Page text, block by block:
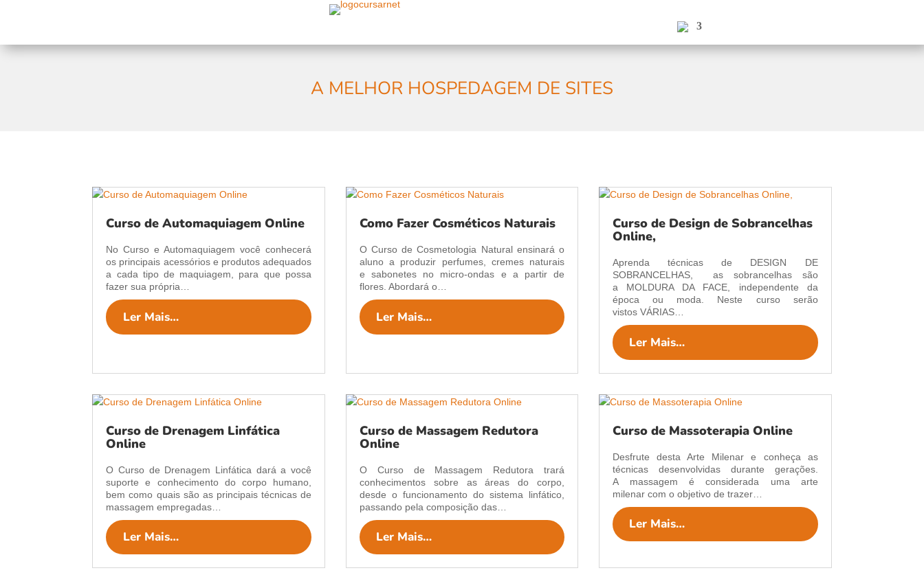
A MELHOR HOSPEDAGEM DE SITES
Curso de Automaquiagem Online
No Curso e Automaquiagem você conhecerá
os principais acessórios e produtos adequados
a cada tipo de maquiagem, para que possa
fazer sua própria…
Ler Mais…
Como Fazer Cosméticos Naturais
O Curso de Cosmetologia Natural ensinará o
aluno a produzir perfumes, cremes naturais
e sabonetes no micro-ondas e a partir de
flores. Abordará o…
Ler Mais…
Curso de Design de Sobrancelhas
Online,
Aprenda técnicas de DESIGN DE
SOBRANCELHAS, as sobrancelhas são
a MOLDURA DA FACE, independente da
época ou moda. Neste curso serão
vistos VÁRIAS…
Ler Mais…
Curso de Drenagem Linfática
Online
O Curso de Drenagem Linfática dará a você
suporte e conhecimento do corpo humano,
bem como quais são as principais técnicas de
massagem empregadas…
Ler Mais…
Curso de Massagem Redutora
Online
O Curso de Massagem Redutora trará
conhecimentos sobre as áreas do corpo,
desde o funcionamento do sistema linfático,
passando pela composição das…
Ler Mais…
Curso de Massoterapia Online
Desfrute desta Arte Milenar e conheça as
técnicas desenvolvidas durante gerações.
A massagem é considerada uma arte
milenar com o objetivo de trazer…
Ler Mais…